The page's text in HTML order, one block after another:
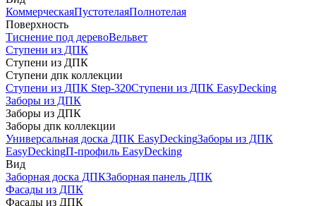
КоммерческаяПустотелаяПолнотелая
Поверхность
Тиснение под деревоВельвет
Ступени из ДПК
Ступени из ДПК
Ступени дпк коллекции
Ступени из ДПК Step-320Ступени из ДПК EasyDecking
Заборы из ДПК
Заборы из ДПК
Заборы дпк коллекции
Универсальная доска ДПК EasyDeckingЗаборы из ДПК
EasyDeckingП-профиль EasyDecking
Вид
Заборная доска ДПКЗаборная панель ДПК
Фасады из ДПК
Фасады из ДПК